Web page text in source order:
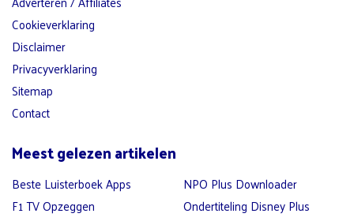
Cookieverklaring
Disclaimer
Privacyverklaring
Sitemap
Contact
Meest gelezen artikelen
Beste Luisterboek Apps
F1 TV Opzeggen
NPO Plus Downloader
Ondertiteling Disney Plus